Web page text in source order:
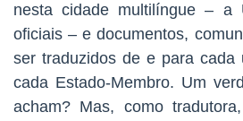
nesta cidade multilíngue – a
oficiais – e documentos,
ser traduzidos de e para cada
cada Estado-Membro. Um
acham? Mas, como